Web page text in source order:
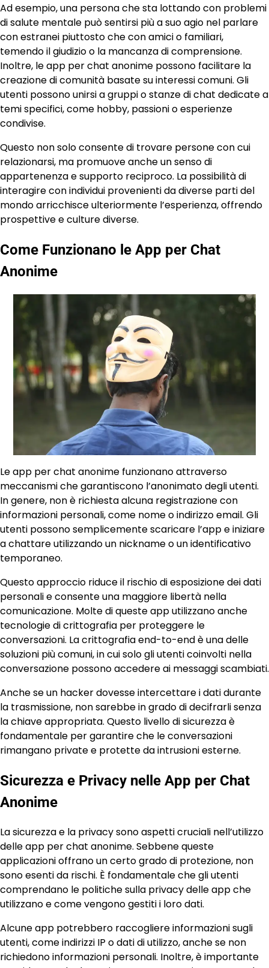
Ad esempio, una persona che sta lottando con problemi
di salute mentale può sentirsi più a suo agio nel parlare
con estranei piuttosto che con amici o familiari,
temendo il giudizio o la mancanza di comprensione.
Inoltre, le app per chat anonime possono facilitare la
creazione di comunità basate su interessi comuni. Gli
utenti possono unirsi a gruppi o stanze di chat dedicate a
temi specifici, come hobby, passioni o esperienze
condivise.
Questo non solo consente di trovare persone con cui
relazionarsi, ma promuove anche un senso di
appartenenza e supporto reciproco. La possibilità di
interagire con individui provenienti da diverse parti del
mondo arricchisce ulteriormente l’esperienza, offrendo
prospettive e culture diverse.
Come Funzionano le App per Chat
Anonime
Le app per chat anonime funzionano attraverso
meccanismi che garantiscono l’anonimato degli utenti.
In genere, non è richiesta alcuna registrazione con
informazioni personali, come nome o indirizzo email. Gli
utenti possono semplicemente scaricare l’app e iniziare
a chattare utilizzando un nickname o un identificativo
temporaneo.
Questo approccio riduce il rischio di esposizione dei dati
personali e consente una maggiore libertà nella
comunicazione. Molte di queste app utilizzano anche
tecnologie di crittografia per proteggere le
conversazioni. La crittografia end-to-end è una delle
soluzioni più comuni, in cui solo gli utenti coinvolti nella
conversazione possono accedere ai messaggi scambiati.
Anche se un hacker dovesse intercettare i dati durante
la trasmissione, non sarebbe in grado di decifrarli senza
la chiave appropriata. Questo livello di sicurezza è
fondamentale per garantire che le conversazioni
rimangano private e protette da intrusioni esterne.
Sicurezza e Privacy nelle App per Chat
Anonime
La sicurezza e la privacy sono aspetti cruciali nell’utilizzo
delle app per chat anonime. Sebbene queste
applicazioni offrano un certo grado di protezione, non
sono esenti da rischi. È fondamentale che gli utenti
comprendano le politiche sulla privacy delle app che
utilizzano e come vengono gestiti i loro dati.
Alcune app potrebbero raccogliere informazioni sugli
utenti, come indirizzi IP o dati di utilizzo, anche se non
richiedono informazioni personali. Inoltre, è importante